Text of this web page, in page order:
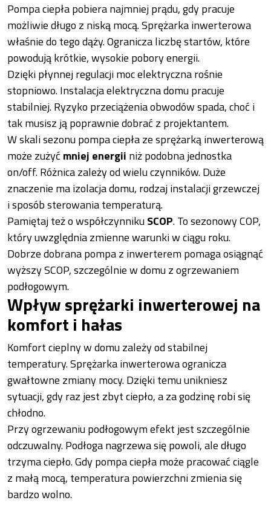
Pompa ciepła pobiera najmniej prądu, gdy pracuje
możliwie długo z niską mocą. Sprężarka inwerterowa
właśnie do tego dąży. Ogranicza liczbę startów, które
powodują krótkie, wysokie pobory energii.
Dzięki płynnej regulacji moc elektryczna rośnie
stopniowo. Instalacja elektryczna domu pracuje
stabilniej. Ryzyko przeciążenia obwodów spada, choć i
tak musisz ją poprawnie dobrać z projektantem.
W skali sezonu pompa ciepła ze sprężarką inwerterową
może zużyćmniej energii niż podobna jednostka
on/off. Różnica zależy od wielu czynników. Duże
znaczenie ma izolacja domu, rodzaj instalacji grzewczej
i sposób sterowania temperaturą.
Pamiętaj też o współczynnikuSCOP. To sezonowy COP,
który uwzględnia zmienne warunki w ciągu roku.
Dobrze dobrana pompa z inwerterem pomaga osiągnąć
wyższy SCOP, szczególnie w domu z ogrzewaniem
podłogowym.
Wpływ sprężarki inwerterowej na
komfort i hałas
Komfort cieplny w domu zależy od stabilnej
temperatury. Sprężarka inwerterowa ogranicza
gwałtowne zmiany mocy. Dzięki temu unikniesz
sytuacji, gdy raz jest zbyt ciepło, a za godzinę robi się
chłodno.
Przy ogrzewaniu podłogowym efekt jest szczególnie
odczuwalny. Podłoga nagrzewa się powoli, ale długo
trzyma ciepło. Gdy pompa ciepła może pracować ciągle
z małą mocą, temperatura powierzchni zmienia się
bardzo wolno.